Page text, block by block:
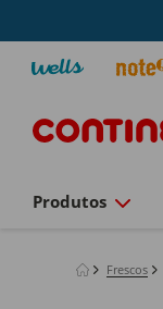
Produtos
Frescos